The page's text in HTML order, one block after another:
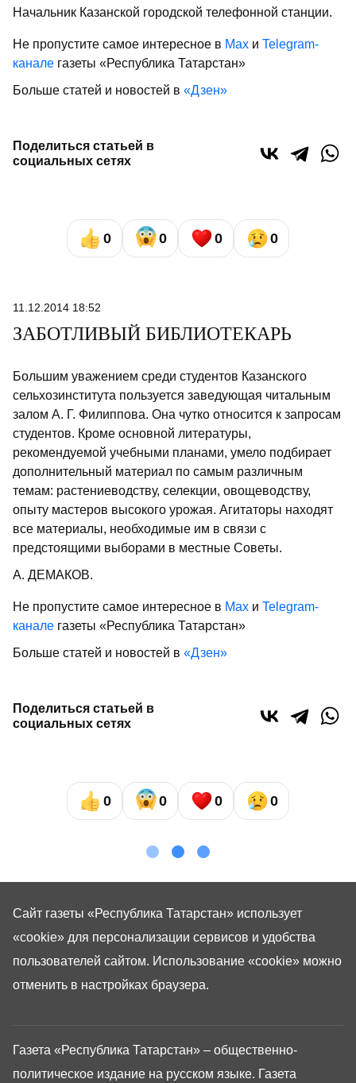
Начальник Казанской городской телефонной станции.
Не пропустите самое интересное в Max и Telegram-
канале газеты «Республика Татарстан»
Больше статей и новостей в «Дзен»
Поделиться статьей в
социальных сетях
0 0 0 0
11.12.2014 18:52
ЗАБОТЛИВЫЙ БИБЛИОТЕКАРЬ
Большим уважением среди студентов Казанского
сельхозинститута пользуется заведующая читальным
залом А. Г. Филиппова. Она чутко относится к запросам
студентов. Кроме основной литературы,
рекомендуемой учебными планами, умело подбирает
дополнительный материал по самым различным
темам: растениеводству, селекции, овощеводству,
опыту мастеров высокого урожая. Агитаторы находят
все материалы, необходимые им в связи с
предстоящими выборами в местные Советы.
А. ДЕМАКОВ.
Не пропустите самое интересное в Max и Telegram-
канале газеты «Республика Татарстан»
Больше статей и новостей в «Дзен»
Поделиться статьей в
социальных сетях
0 0 0 0
Газета «Республика Татарстан» – общественно-
политическое издание на русском языке. Газета
Сайт газеты «Республика Татарстан» использует
«cookie» для персонализации сервисов и удобства
пользователей сайтом. Использование «cookie» можно
отменить в настройках браузера.